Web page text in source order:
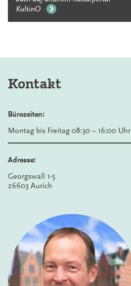
KultinO
Kontakt
Bürozeiten:
Montag bis Freitag 08:30 – 16:00 Uhr
Adresse:
Georgswall 1-5
26603 Aurich